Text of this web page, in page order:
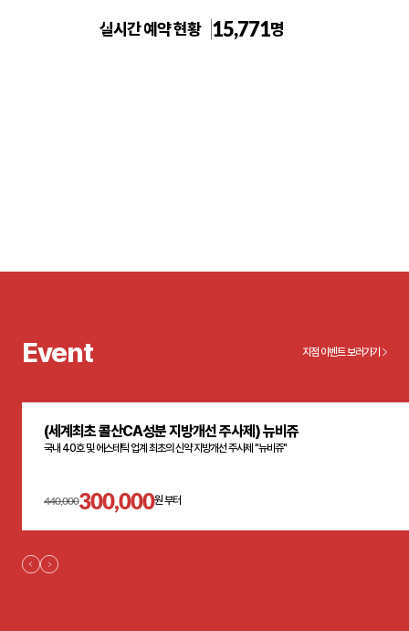
톡스앤필의원 전주점
실시간 예약 현황 15,771명
Event 지점 이벤트 보러가기
(세계최초 콜산CA성분 지방개선 주사제) 뉴비쥬
국내 40호 및 에스테틱 업계 최초의 신약 지방개선 주사제 "뉴비쥬"
440,000300,000원 부터